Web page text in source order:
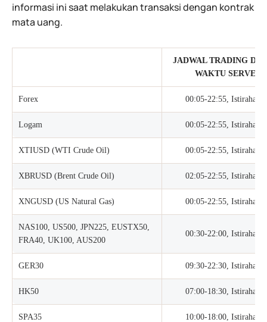
informasi ini saat melakukan transaksi dengan kontrak
mata uang.
JADWAL TRADING
WAKTU SERVER
Forex 00:05-22:55, Istirahat
Logam 00:05-22:55, Istirahat
XTIUSD (WTI Crude Oil) 00:05-22:55, Istirahat
XBRUSD (Brent Crude Oil) 02:05-22:55, Istirahat
XNGUSD (US Natural Gas) 00:05-22:55, Istirahat
NAS100, US500, JPN225, EUSTX50,
FRA40, UK100, AUS200
00:30-22:00, Istirahat
GER30 09:30-22:30, Istirahat
HK50 07:00-18:30, Istirahat
SPA35 10:00-18:00, Istirahat